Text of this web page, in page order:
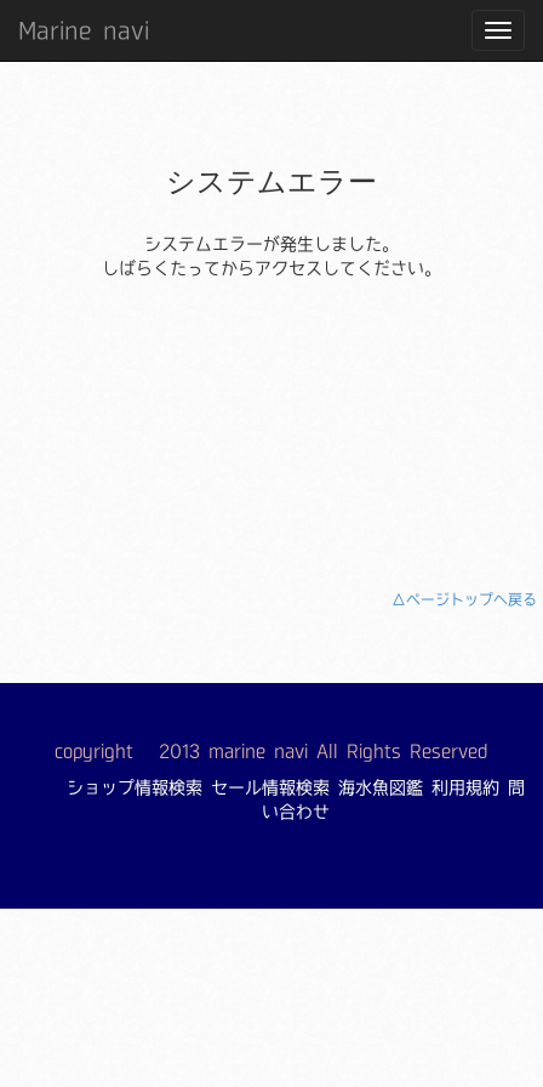
Marine navi
システムエラー
システムエラーが発生しました。
しばらくたってからアクセスしてください。
△ページトップへ戻る
copyright © 2013 marine navi All Rights Reserved
ショップ情報検索 セール情報検索 海水魚図鑑 利用規約
問
い合わせ